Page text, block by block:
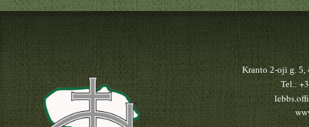
Kranto 2-oji g. 5,
Tel.: